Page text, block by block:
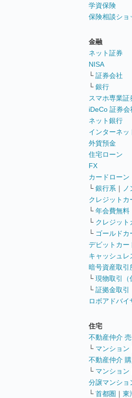
学資保険
保険相談ショ
金融
ネット証券
NISA
└ 証券会社
└ 銀行
スマホ専業証
iDeCo 証券会
ネット銀行
インターネッ
外貨預金
住宅ローン
FX
カードローン
└ 銀行系 ｜
クレジットカ
└ 年会費無料
└ クレジット
└ ゴールドカ
デビットカー
キャッシュレ
暗号資産取引
└ 現物取引（
└ 証拠金取引
ロボアドバイ
住宅
不動産仲介
└ マンション
不動産仲介 購
└ マンション
分譲マンショ
└ 首都圏 ｜ 東